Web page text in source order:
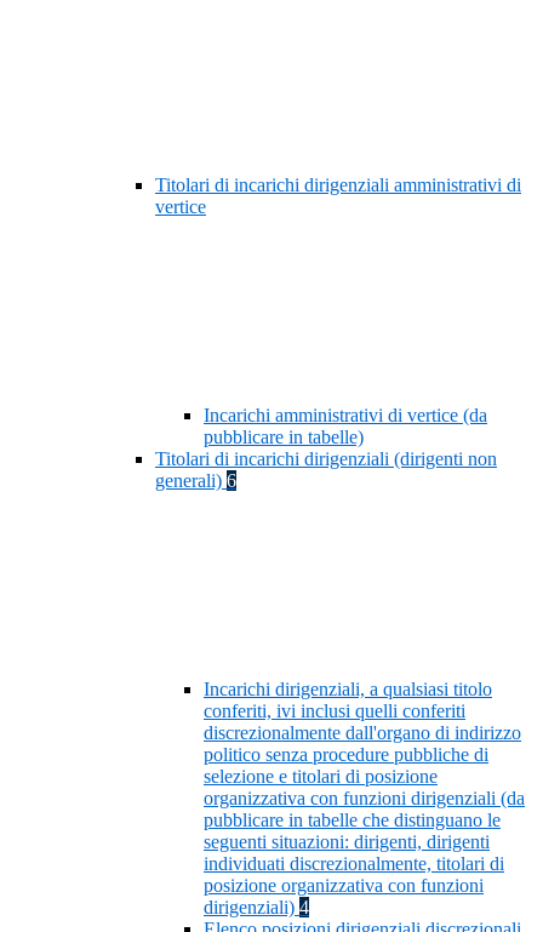
Titolari di incarichi dirigenziali amministrativi di
vertice
Incarichi amministrativi di vertice (da
pubblicare in tabelle)
Titolari di incarichi dirigenziali (dirigenti non
generali) 6
Incarichi dirigenziali, a qualsiasi titolo
conferiti, ivi inclusi quelli conferiti
discrezionalmente dall'organo di indirizzo
politico senza procedure pubbliche di
selezione e titolari di posizione
organizzativa con funzioni dirigenziali (da
pubblicare in tabelle che distinguano le
seguenti situazioni: dirigenti, dirigenti
individuati discrezionalmente, titolari di
posizione organizzativa con funzioni
dirigenziali) 4